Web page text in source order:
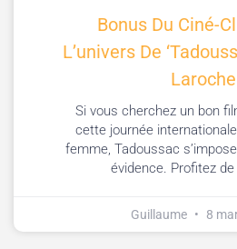
Bonus Du Ciné-
L’univers De
Laroche
Si vous cherchez un bon
cette journée
femme, Tadoussac
évidence. Profitez de
Guillaume 8